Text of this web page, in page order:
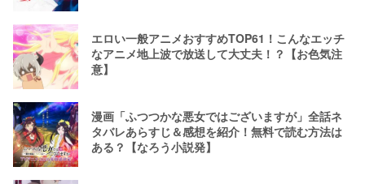
エロい一般アニメおすすめTOP61！こんなエッチ
なアニメ地上波で放送して大丈夫！？【お色気注
意】
漫画「ふつつかな悪女ではございますが」全話ネ
タバレあらすじ＆感想を紹介！無料で読む方法は
ある？【なろう小説発】